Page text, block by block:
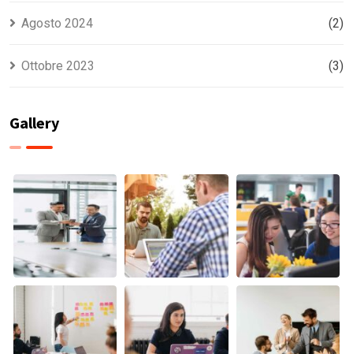
Agosto 2024 (2)
Ottobre 2023 (3)
Gallery